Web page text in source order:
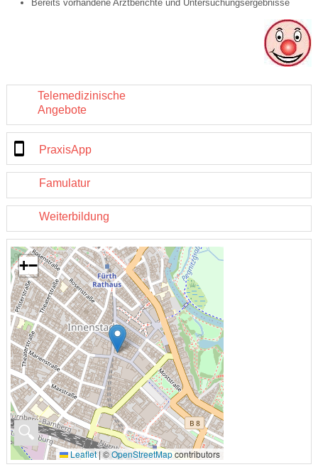
Bereits vorhandene Arztberichte und Untersuchungsergebnisse
Telemedizinische
Angebote
PraxisApp
Famulatur
Weiterbildung
🔍
+−
Leaflet|©OpenStreetMapcontributors